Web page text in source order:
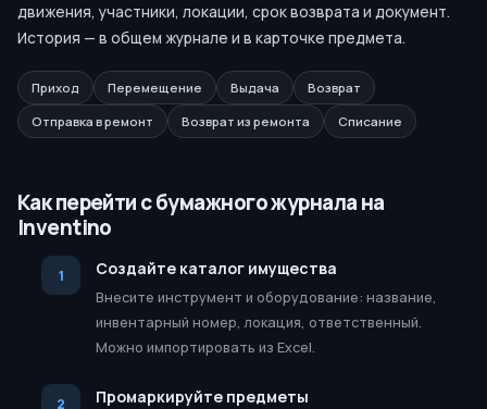
движения, участники, локации, срок возврата и документ.
История — в общем журнале и в карточке предмета.
Приход Перемещение Выдача Возврат
Отправка в ремонт Возврат из ремонта Списание
Как перейти с бумажного журнала на
Inventino
Создайте каталог имущества
Внесите инструмент и оборудование: название,
инвентарный номер, локация, ответственный.
Можно импортировать из Excel.
Промаркируйте предметы